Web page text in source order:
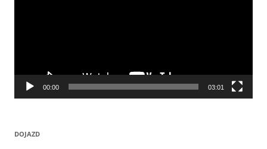
00:00 03:01
DOJAZD